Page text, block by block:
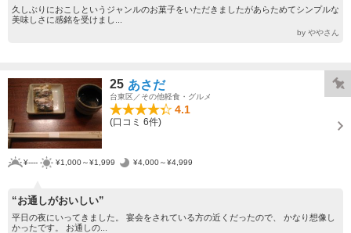
久しぶりにおこしというジャンルのお菓子をいただきましたがあらためてシンプルな
美味しさに感銘を受けまし...
by ややさん
25 あさだ
台東区／その他軽食・グルメ
4.1
(口コミ 6件)
¥---- ¥1,000～¥1,999 ¥4,000～¥4,999
“お通しがおいしい”
平日の夜にいってきました。 宴会をされている方の近くだったので、 かなり想像し
かったです。 お通しの...